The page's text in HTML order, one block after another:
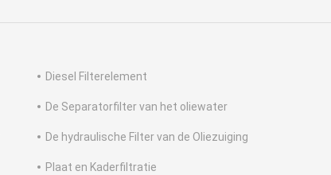
Diesel Filterelement
De Separatorfilter van het oliewater
De hydraulische Filter van de Oliezuiging
Plaat en Kaderfiltratie